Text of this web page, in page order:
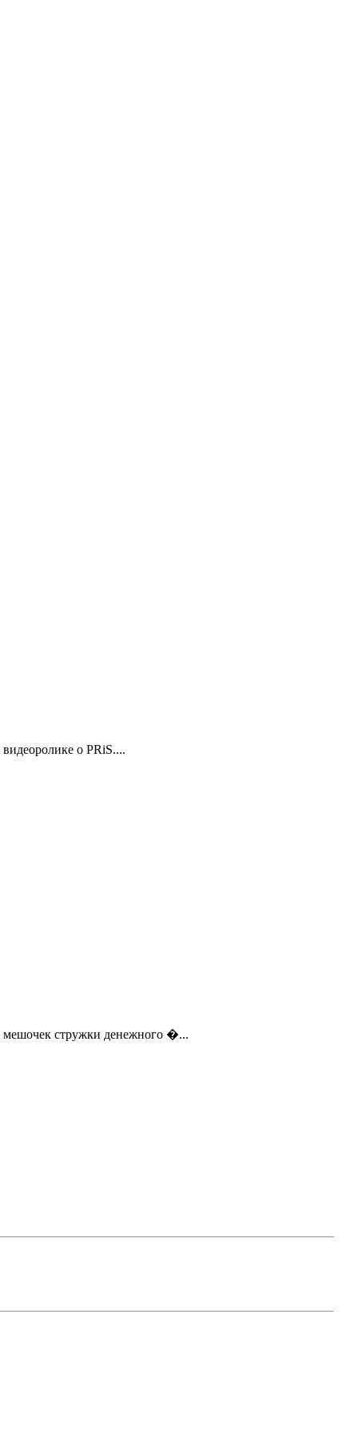
о PRiS....
стружки денежного �...